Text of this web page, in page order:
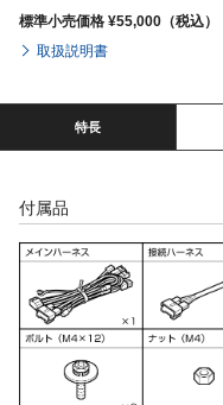
標準小売価格 ¥55,000（税込）
取扱説明書
特長
付属品